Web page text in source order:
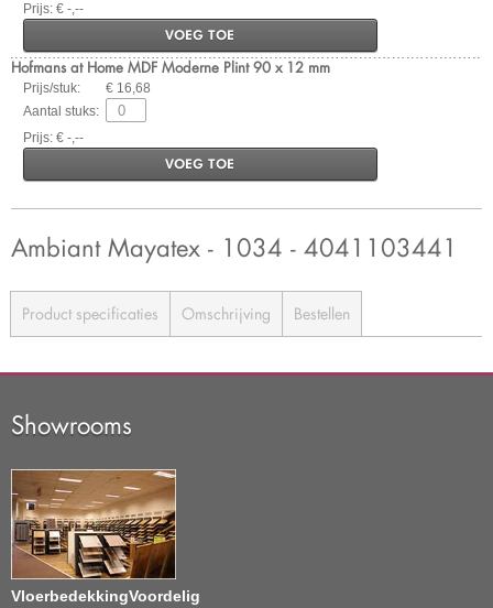
Prijs: € -,--
VOEG TOE
Hofmans at Home MDF Moderne Plint 90 x 12 mm
Prijs/stuk:
€ 16,68
Aantal stuks:
Prijs: € -,--
VOEG TOE
Ambiant Mayatex - 1034 - 4041103441
Product specificaties Omschrijving Bestellen
Showrooms
VloerbedekkingVoordelig